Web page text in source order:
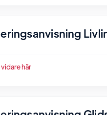
vidare här